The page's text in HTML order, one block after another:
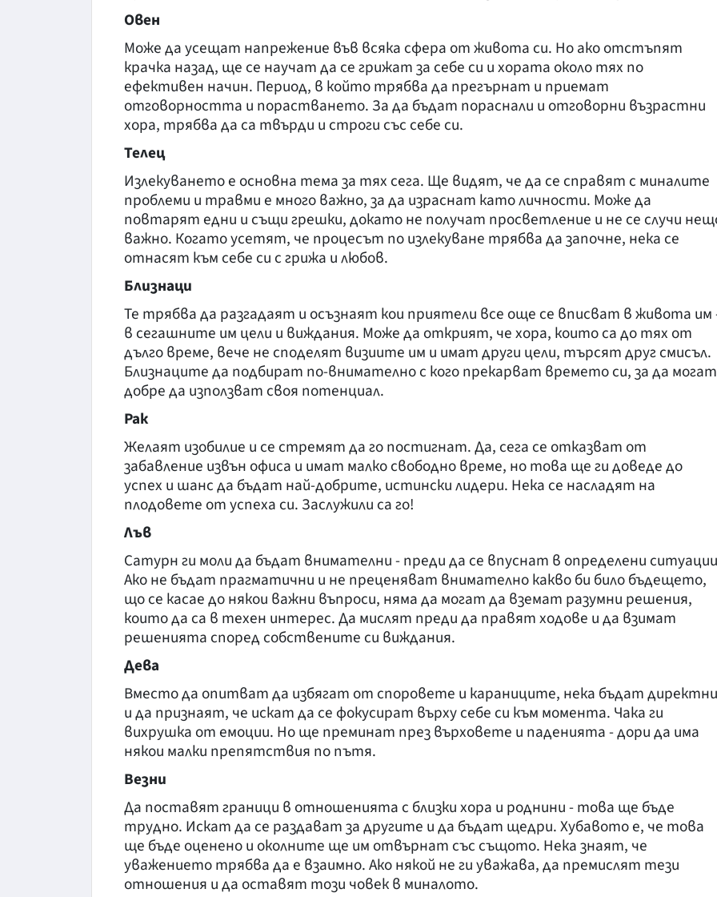
Овен
Може да усещат напрежение във всяка сфера от живота си. Но ако отстъпят
крачка назад, ще се научат да се грижат за себе си и хората около тях по
ефективен начин. Период, в който трябва да прегърнат и приемат
отговорността и порастването. За да бъдат пораснали и отговорни възрастни
хора, трябва да са твърди и строги със себе си.
Телец
Излекуването е основна тема за тях сега. Ще видят, че да се справят с миналите
проблеми и травми е много важно, за да израснат като личности. Може да
повтарят едни и същи грешки, докато не получат просветление и не се случи
важно. Когато усетят, че процесът по излекуване трябва да започне, нека се
отнасят към себе си с грижа и любов.
Близнаци
Те трябва да разгадаят и осъзнаят кои приятели все още се вписват в живота им
в сегашните им цели и виждания. Може да открият, че хора, които са до тях от
дълго време, вече не споделят визиите им и имат други цели, търсят друг смисъл.
Близнаците да подбират по-внимателно с кого прекарват времето си, за да могат
добре да използват своя потенциал.
Рак
Желаят изобилие и се стремят да го постигнат. Да, сега се отказват от
забавление извън офиса и имат малко свободно време, но това ще ги доведе до
успех и шанс да бъдат най-добрите, истински лидери. Нека се насладят на
плодовете от успеха си. Заслужили са го!
Лъв
Сатурн ги моли да бъдат внимателни - преди да се впуснат в определени
Ако не бъдат прагматични и не преценяват внимателно какво би било бъдещето,
що се касае до някои важни въпроси, няма да могат да вземат разумни решения,
които да са в техен интерес. Да мислят преди да правят ходове и да взимат
решенията според собствените си виждания.
Дева
Вместо да опитват да избягат от споровете и караниците, нека бъдат директни
и да признаят, че искат да се фокусират върху себе си към момента. Чака ги
вихрушка от емоции. Но ще преминат през върховете и паденията - дори да има
някои малки препятствия по пътя.
Везни
Да поставят граници в отношенията с близки хора и роднини - това ще бъде
трудно. Искат да се раздават за другите и да бъдат щедри. Хубавото е, че това
ще бъде оценено и околните ще им отвърнат със същото. Нека знаят, че
уважението трябва да е взаимно. Ако някой не ги уважава, да премислят тези
отношения и да оставят този човек в миналото.